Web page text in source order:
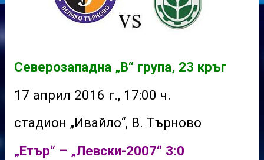
Северозападна „В“ група, 23 кръг
17 април 2016 г., 17:00 ч.
стадион „Ивайло“, В. Търново
„Етър“ – „Левски-2007“ 3:0